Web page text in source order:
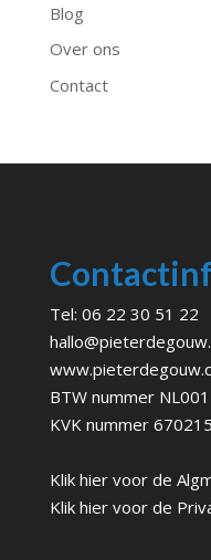
Blog
Over ons
Contact
Tel: 06 22 30 51 22
BTW nummer
KVK nummer
Klik hier voor de
Klik hier voor de